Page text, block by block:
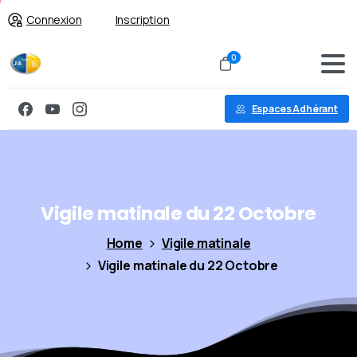
Connexion Inscription
0
Espaces Adhérant
Vigilematinaledu22Octobre
Home
Vigile matinale
Vigile matinale du 22 Octobre